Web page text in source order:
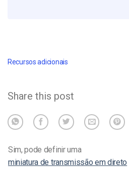
Recursos adicionais
Share this post
Sim, pode definir uma
miniatura de transmissão em direto